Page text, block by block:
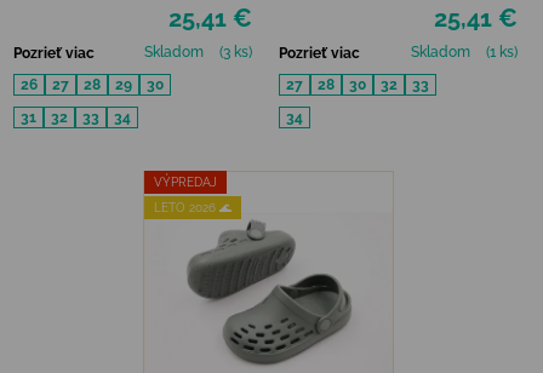
25,41 €
Pozrieť viac Skladom
(3 ks)
26
27 28 29
30
31
32 33 34
25,41 €
Pozrieť viac Skladom
(1 ks)
27
28 30 32
33
34
VÝPREDAJ
LETO 2026 🌊